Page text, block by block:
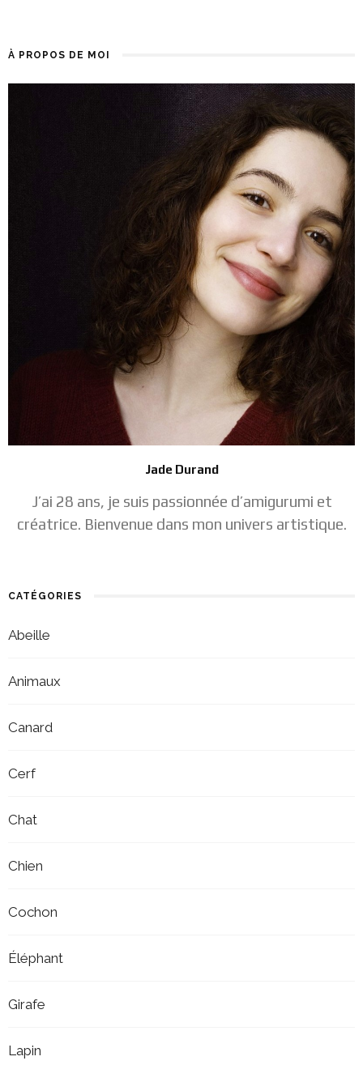
À PROPOS DE MOI
Jade Durand
J’ai 28 ans, je suis passionnée d’amigurumi et
créatrice. Bienvenue dans mon univers artistique.
CATÉGORIES
Abeille
Animaux
Canard
Cerf
Chat
Chien
Cochon
Éléphant
Girafe
Lapin